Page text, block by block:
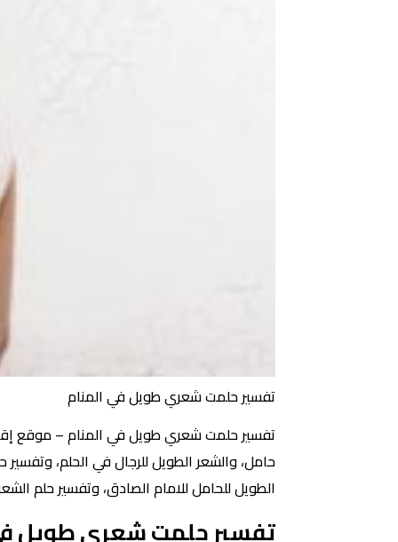
تفسير حلمت شعري طويل في المنام
تفسير حلمت شعري طويل في المنام – موقع
حامل، والشعر الطويل للرجال في الحلم، وتفسير
الطويل للحامل للامام الصادق، وتفسير حلم
تفسير حلمت شعري طويل